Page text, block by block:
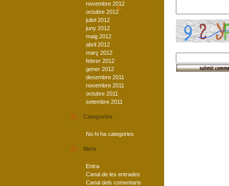
novembre 2012
octubre 2012
juliol 2012
juny 2012
maig 2012
abril 2012
març 2012
febrer 2012
gener 2012
desembre 2011
novembre 2011
octubre 2011
setembre 2011
Categories
No hi ha categories
Meta
Entra
Canal de les entrades
Canal dels comentaris